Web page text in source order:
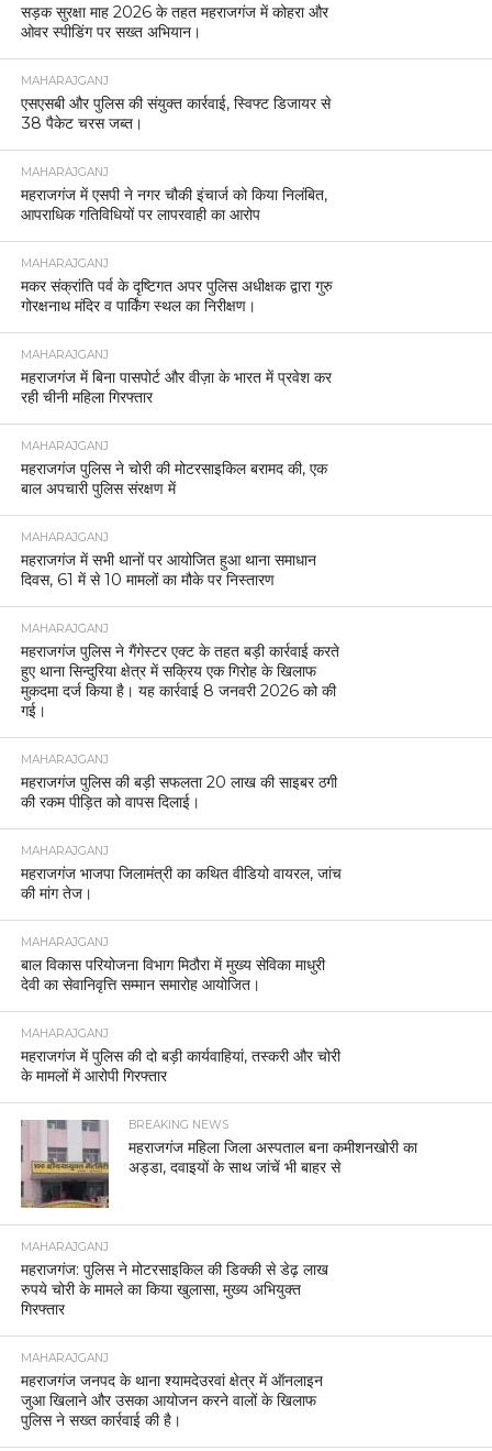
सड़क सुरक्षा माह 2026 के तहत महराजगंज में कोहरा और
ओवर स्पीडिंग पर सख्त अभियान।
MAHARAJGANJ
एसएसबी और पुलिस की संयुक्त कार्रवाई, स्विफ्ट डिजायर से
38 पैकेट चरस जब्त।
MAHARAJGANJ
महराजगंज में एसपी ने नगर चौकी इंचार्ज को किया निलंबित,
आपराधिक गतिविधियों पर लापरवाही का आरोप
MAHARAJGANJ
मकर संक्रांति पर्व के दृष्टिगत अपर पुलिस अधीक्षक द्वारा गुरु
गोरक्षनाथ मंदिर व पार्किंग स्थल का निरीक्षण।
MAHARAJGANJ
महराजगंज में बिना पासपोर्ट और वीज़ा के भारत में प्रवेश कर
रही चीनी महिला गिरफ्तार
MAHARAJGANJ
महराजगंज पुलिस ने चोरी की मोटरसाइकिल बरामद की, एक
बाल अपचारी पुलिस संरक्षण में
MAHARAJGANJ
महराजगंज में सभी थानों पर आयोजित हुआ थाना समाधान
दिवस, 61 में से 10 मामलों का मौके पर निस्तारण
MAHARAJGANJ
महराजगंज पुलिस ने गैंगेस्टर एक्ट के तहत बड़ी कार्रवाई करते
हुए थाना सिन्दुरिया क्षेत्र में सक्रिय एक गिरोह के खिलाफ
मुकदमा दर्ज किया है। यह कार्रवाई 8 जनवरी 2026 को की
गई।
MAHARAJGANJ
महराजगंज पुलिस की बड़ी सफलता 20 लाख की साइबर ठगी
की रकम पीड़ित को वापस दिलाई।
MAHARAJGANJ
महराजगंज भाजपा जिलामंत्री का कथित वीडियो वायरल, जांच
की मांग तेज।
MAHARAJGANJ
बाल विकास परियोजना विभाग मिठौरा में मुख्य सेविका माधुरी
देवी का सेवानिवृत्ति सम्मान समारोह आयोजित।
MAHARAJGANJ
महराजगंज में पुलिस की दो बड़ी कार्यवाहियां, तस्करी और चोरी
के मामलों में आरोपी गिरफ्तार
BREAKING NEWS
महराजगंज महिला जिला अस्पताल बना कमीशनखोरी का
अड्डा, दवाइयों के साथ जांचें भी बाहर से
MAHARAJGANJ
महराजगंज: पुलिस ने मोटरसाइकिल की डिक्की से डेढ़ लाख
रुपये चोरी के मामले का किया खुलासा, मुख्य अभियुक्त
गिरफ्तार
MAHARAJGANJ
महराजगंज जनपद के थाना श्यामदेउरवां क्षेत्र में ऑनलाइन
जुआ खिलाने और उसका आयोजन करने वालों के खिलाफ
पुलिस ने सख्त कार्रवाई की है।